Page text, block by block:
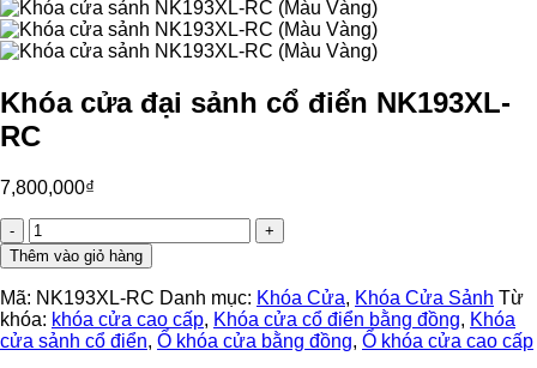
Khóa cửa đại sảnh cổ điển NK193XL-
RC
7,800,000₫
Khóa
cửa
đại
sảnh
cổ
điển
NK193XL-
Thêm vào giỏ hàng
Mã: NK193XL-RC Danh mục: Khóa Cửa, Khóa Cửa Sảnh Từ
khóa: khóa cửa cao cấp, Khóa cửa cổ điển bằng đồng, Khóa
cửa sảnh cổ điển, Ổ khóa cửa bằng đồng, Ổ khóa cửa cao cấp